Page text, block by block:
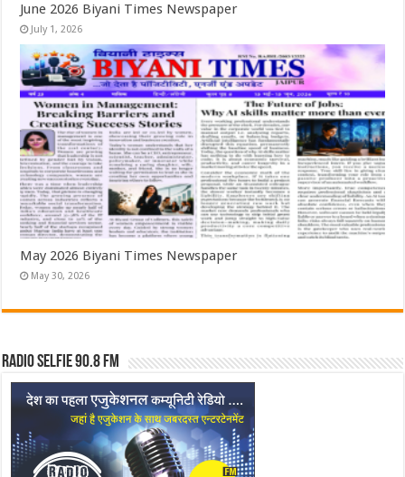
June 2026 Biyani Times Newspaper
July 1, 2026
May 2026 Biyani Times Newspaper
May 30, 2026
Radio Selfie 90.8 FM